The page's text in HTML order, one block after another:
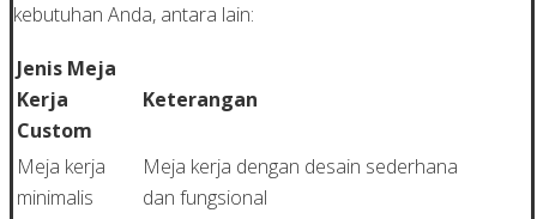
kebutuhan Anda, antara lain:
Jenis Meja
Kerja
Custom
Keterangan
Meja kerja
minimalis
Meja kerja dengan desain sederhana
dan fungsional